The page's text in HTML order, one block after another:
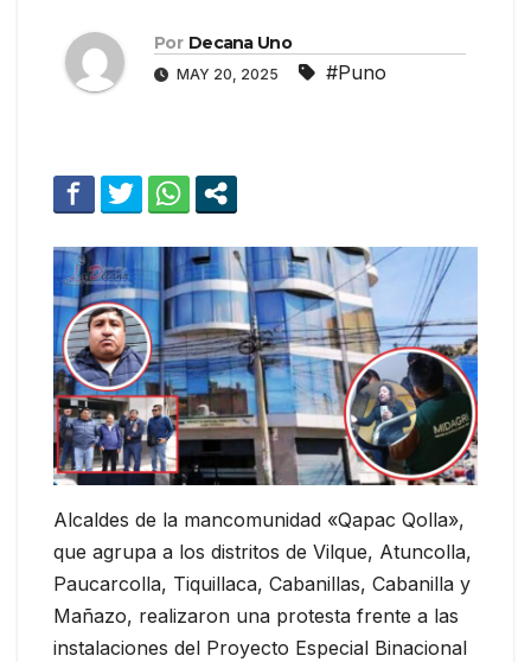
Por Decana Uno
MAY 20, 2025 #Puno
Alcaldes de la mancomunidad «Qapac Qolla»,
que agrupa a los distritos de Vilque, Atuncolla,
Paucarcolla, Tiquillaca, Cabanillas, Cabanilla y
Mañazo, realizaron una protesta frente a las
instalaciones del Proyecto Especial Binacional